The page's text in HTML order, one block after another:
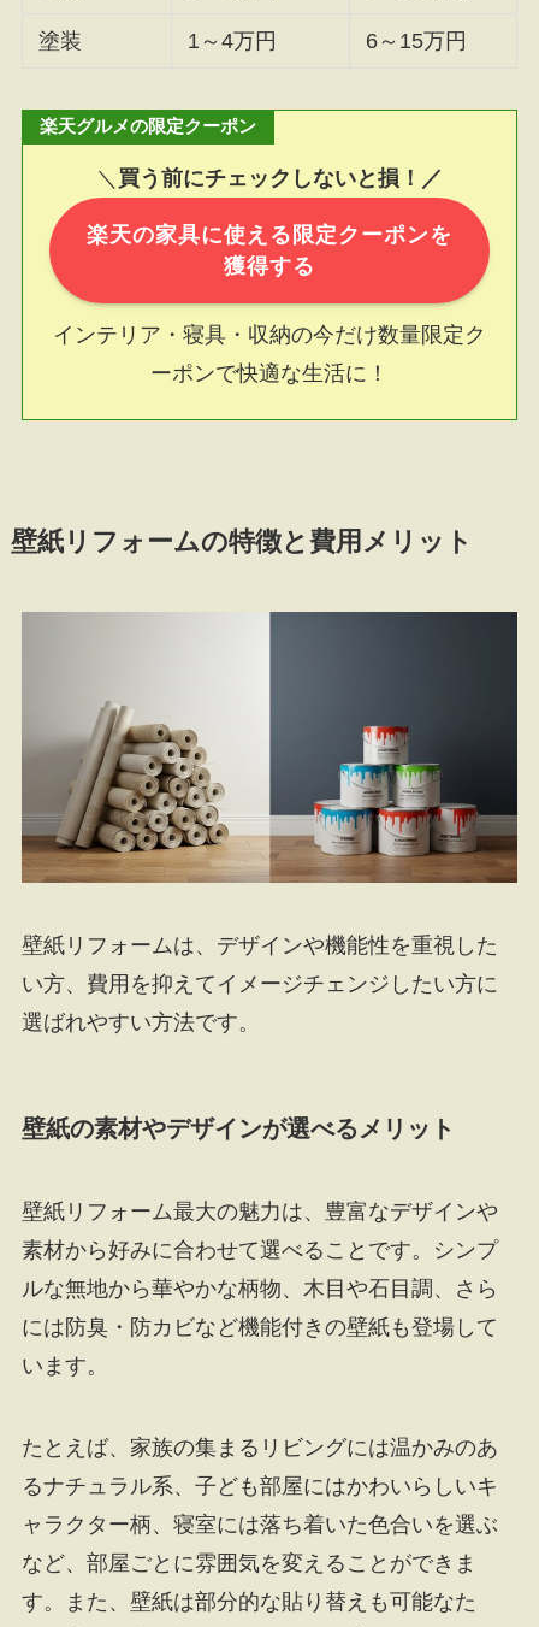
塗装 1～4万円 6～15万円
楽天グルメの限定クーポン
＼ 買う前にチェックしないと損！／
楽天の家具に使える限定クーポンを
獲得する
インテリア・寝具・収納の今だけ数量限定ク
ーポンで快適な生活に！
壁紙リフォームの特徴と費用メリット
壁紙リフォームは、デザインや機能性を重視した
い方、費用を抑えてイメージチェンジしたい方に
選ばれやすい方法です。
壁紙の素材やデザインが選べるメリット
壁紙リフォーム最大の魅力は、豊富なデザインや
素材から好みに合わせて選べることです。シンプ
ルな無地から華やかな柄物、木目や石目調、さら
には防臭・防カビなど機能付きの壁紙も登場して
います。
たとえば、家族の集まるリビングには温かみのあ
るナチュラル系、子ども部屋にはかわいらしいキ
ャラクター柄、寝室には落ち着いた色合いを選ぶ
など、部屋ごとに雰囲気を変えることができま
す。また、壁紙は部分的な貼り替えも可能なた